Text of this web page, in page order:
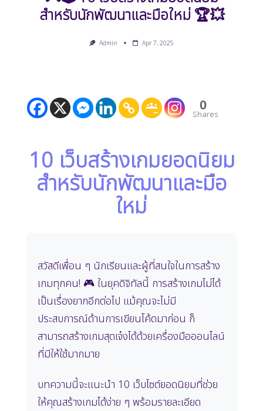
สำหรับนักพัฒนาและมือใหม่ 🏆💥
Admin Apr 7, 2025
0
Shares
10 เว็บสร้างเกมยอดนิยม
สำหรับนักพัฒนาและมือ
ใหม่
สวัสดีเพื่อน ๆ นักเรียนและผู้ที่สนใจในการสร้าง
เกมทุกคน! 🎮 ในยุคดิจิทัลนี้ การสร้างเกมไม่ได้
เป็นเรื่องยากอีกต่อไป แม้คุณจะไม่มี
ประสบการณ์ด้านการเขียนโค้ดมาก่อน ก็
สามารถสร้างเกมสุดเจ๋งได้ด้วยเครื่องมือออนไลน์
ที่มีให้ใช้มากมาย
บทความนี้จะแนะนำ 10 เว็บไซต์ยอดนิยมที่ช่วย
ให้คุณสร้างเกมได้ง่าย ๆ พร้อมรายละเอียด